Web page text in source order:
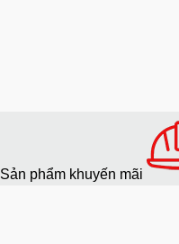
Sản phẩm khuyến mãi